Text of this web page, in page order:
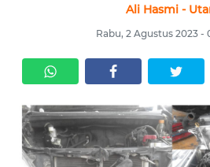
Ali Hasmi -
Rabu, 2 Agustus 2023 -
SERBI
OPINI